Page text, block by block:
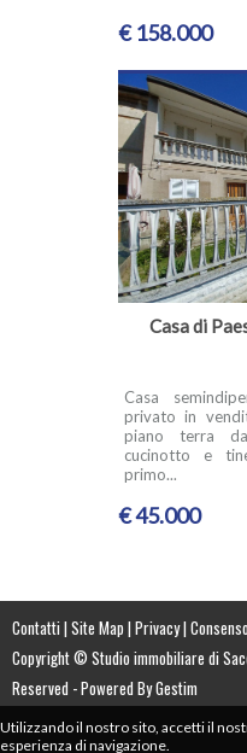
€ 158.000
Casa di
Casa
privato in
piano terra da
cucinotto e
primo...
€ 45.000
Contatti | Site Map | Privacy|
Copyright © Studio immobiliare di
Reserved - Powered ByGestim
Utilizzando il nostro sito, accetti il
esperienza di navigazione.